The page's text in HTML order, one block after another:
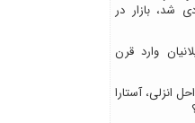
شد، بازار در
شد؛ گیلانیان وارد قرن
انزلی، آستارا